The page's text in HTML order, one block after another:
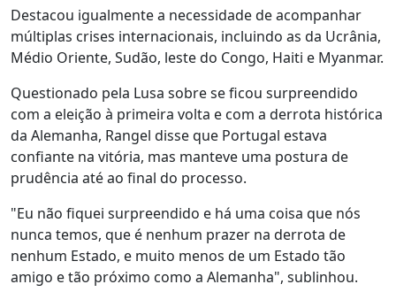
Destacou igualmente a necessidade de acompanhar
múltiplas crises internacionais, incluindo as da Ucrânia,
Médio Oriente, Sudão, leste do Congo, Haiti e Myanmar.
Questionado pela Lusa sobre se ficou surpreendido
com a eleição à primeira volta e com a derrota histórica
da Alemanha, Rangel disse que Portugal estava
confiante na vitória, mas manteve uma postura de
prudência até ao final do processo.
"Eu não fiquei surpreendido e há uma coisa que nós
nunca temos, que é nenhum prazer na derrota de
nenhum Estado, e muito menos de um Estado tão
amigo e tão próximo como a Alemanha", sublinhou.